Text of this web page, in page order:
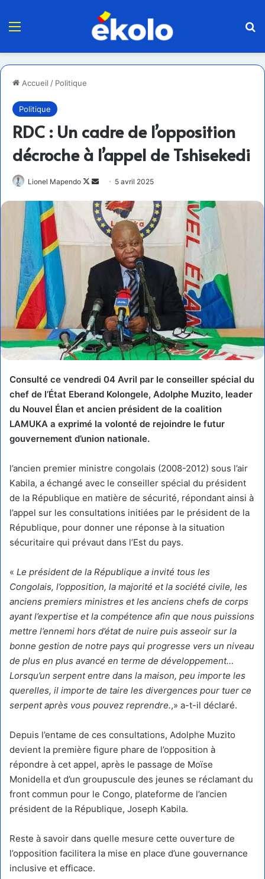
Menu
Accueil / Politique
Politique
RDC : Un cadre de l’opposition
décroche à l’appel de Tshisekedi
Lionel Mapendo
Follow
X
Envoyer
courriel
5 avril 2025
Consulté ce vendredi 04 Avril par le conseiller spécial du
chef de l’État Eberand Kolongele, Adolphe Muzito, leader
du Nouvel Élan et ancien président de la coalition
LAMUKA a exprimé la volonté de rejoindre le futur
gouvernement d’union nationale.
l’ancien premier ministre congolais (2008-2012) sous l’air
Kabila, a échangé avec le conseiller spécial du président
de la République en matière de sécurité, répondant ainsi à
l’appel sur les consultations initiées par le président de la
République, pour donner une réponse à la situation
sécuritaire qui prévaut dans l’Est du pays.
« Le président de la République a invité tous les
Congolais, l’opposition, la majorité et la société civile, les
anciens premiers ministres et les anciens chefs de corps
ayant l’expertise et la compétence afin que nous puissions
mettre l’ennemi hors d’état de nuire puis asseoir sur la
bonne gestion de notre pays qui progresse vers un niveau
de plus en plus avancé en terme de développement…
Lorsqu’un serpent entre dans la maison, peu importe les
querelles, il importe de taire les divergences pour tuer ce
serpent après vous pouvez reprendre.,» a-t-il déclaré.
Depuis l’entame de ces consultations, Adolphe Muzito
devient la première figure phare de l’opposition à
répondre à cet appel, après le passage de Moïse
Monidella et d’un groupuscule des jeunes se réclamant du
front commun pour le Congo, plateforme de l’ancien
président de la République, Joseph Kabila.
Reste à savoir dans quelle mesure cette ouverture de
l’opposition facilitera la mise en place d’une gouvernance
inclusive et efficace.